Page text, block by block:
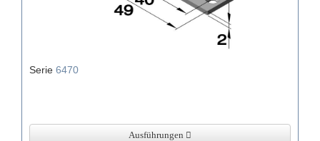
Serie 6470
Ausführungen